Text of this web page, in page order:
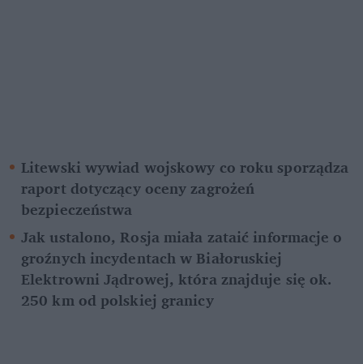
Litewski wywiad wojskowy co roku sporządza
raport dotyczący oceny zagrożeń
bezpieczeństwa
Jak ustalono, Rosja miała zataić informacje o
groźnych incydentach w Białoruskiej
Elektrowni Jądrowej, która znajduje się ok.
250 km od polskiej granicy